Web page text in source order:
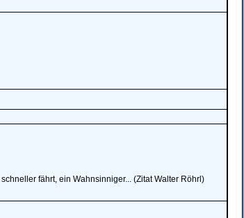
fährt, ein Wahnsinniger... (Zitat Walter Röhrl)